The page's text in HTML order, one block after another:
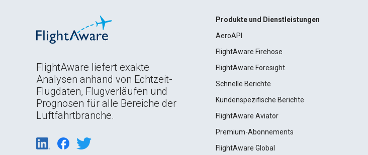
FlightAware liefert exakte
Analysen anhand von Echtzeit-
Flugdaten, Flugverläufen und
Prognosen für alle Bereiche der
Luftfahrtbranche.
Produkte und Dienstleistungen
AeroAPI
FlightAware Firehose
FlightAware Foresight
Schnelle Berichte
Kundenspezifische Berichte
FlightAware Aviator
Premium-Abonnements
FlightAware Global